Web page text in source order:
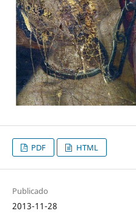
PDF HTML
Publicado
2013-11-28